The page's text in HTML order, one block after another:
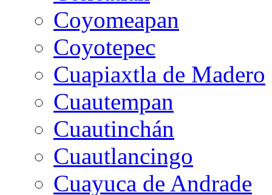
Coyomeapan
Coyotepec
Cuapiaxtla de Madero
Cuautempan
Cuautinchán
Cuautlancingo
Cuayuca de Andrade